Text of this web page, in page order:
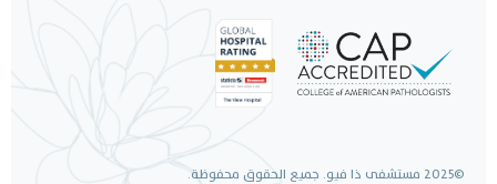
©2025 مستشفى ذا فيو. جميع الحقوق محفوظة.